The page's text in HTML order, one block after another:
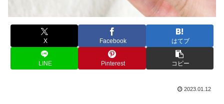
X Facebook はてブ
LINE Pinterest コピー
2023.01.12